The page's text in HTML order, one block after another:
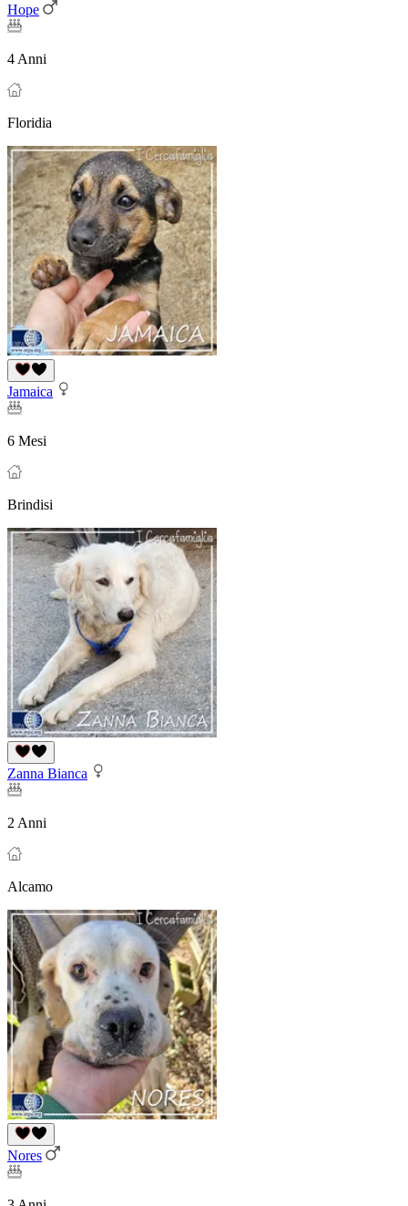
Hope
4 Anni
Floridia
Jamaica
6 Mesi
Brindisi
Zanna Bianca
2 Anni
Alcamo
Nores